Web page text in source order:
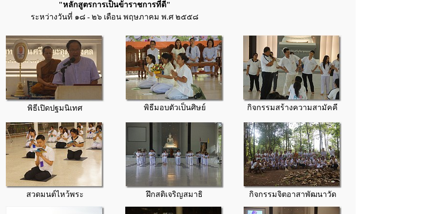
"หลักสูตรการเป็นข้าราชการที่ดี"
ระหว่างวันที่ ๑๘ - ๒๖ เดือน พฤษภาคม พ.ศ ๒๕๕๘
พิธีเปิดปฐมนิเทศ พิธีมอบตัวเป็นศิษย์ กิจกรรมสร้างความสามัคคี
สวดมนต์ไหว้พระ ฝึกสติเจริญสมาธิ กิจกรรมจิตอาสาพัฒนาวัด